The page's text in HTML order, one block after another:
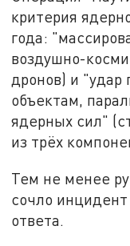
критерия
года:
воздушно-
дронов) и
объектам,
ядерных сил"
из трёх
Тем не менее
сочло
ответа.